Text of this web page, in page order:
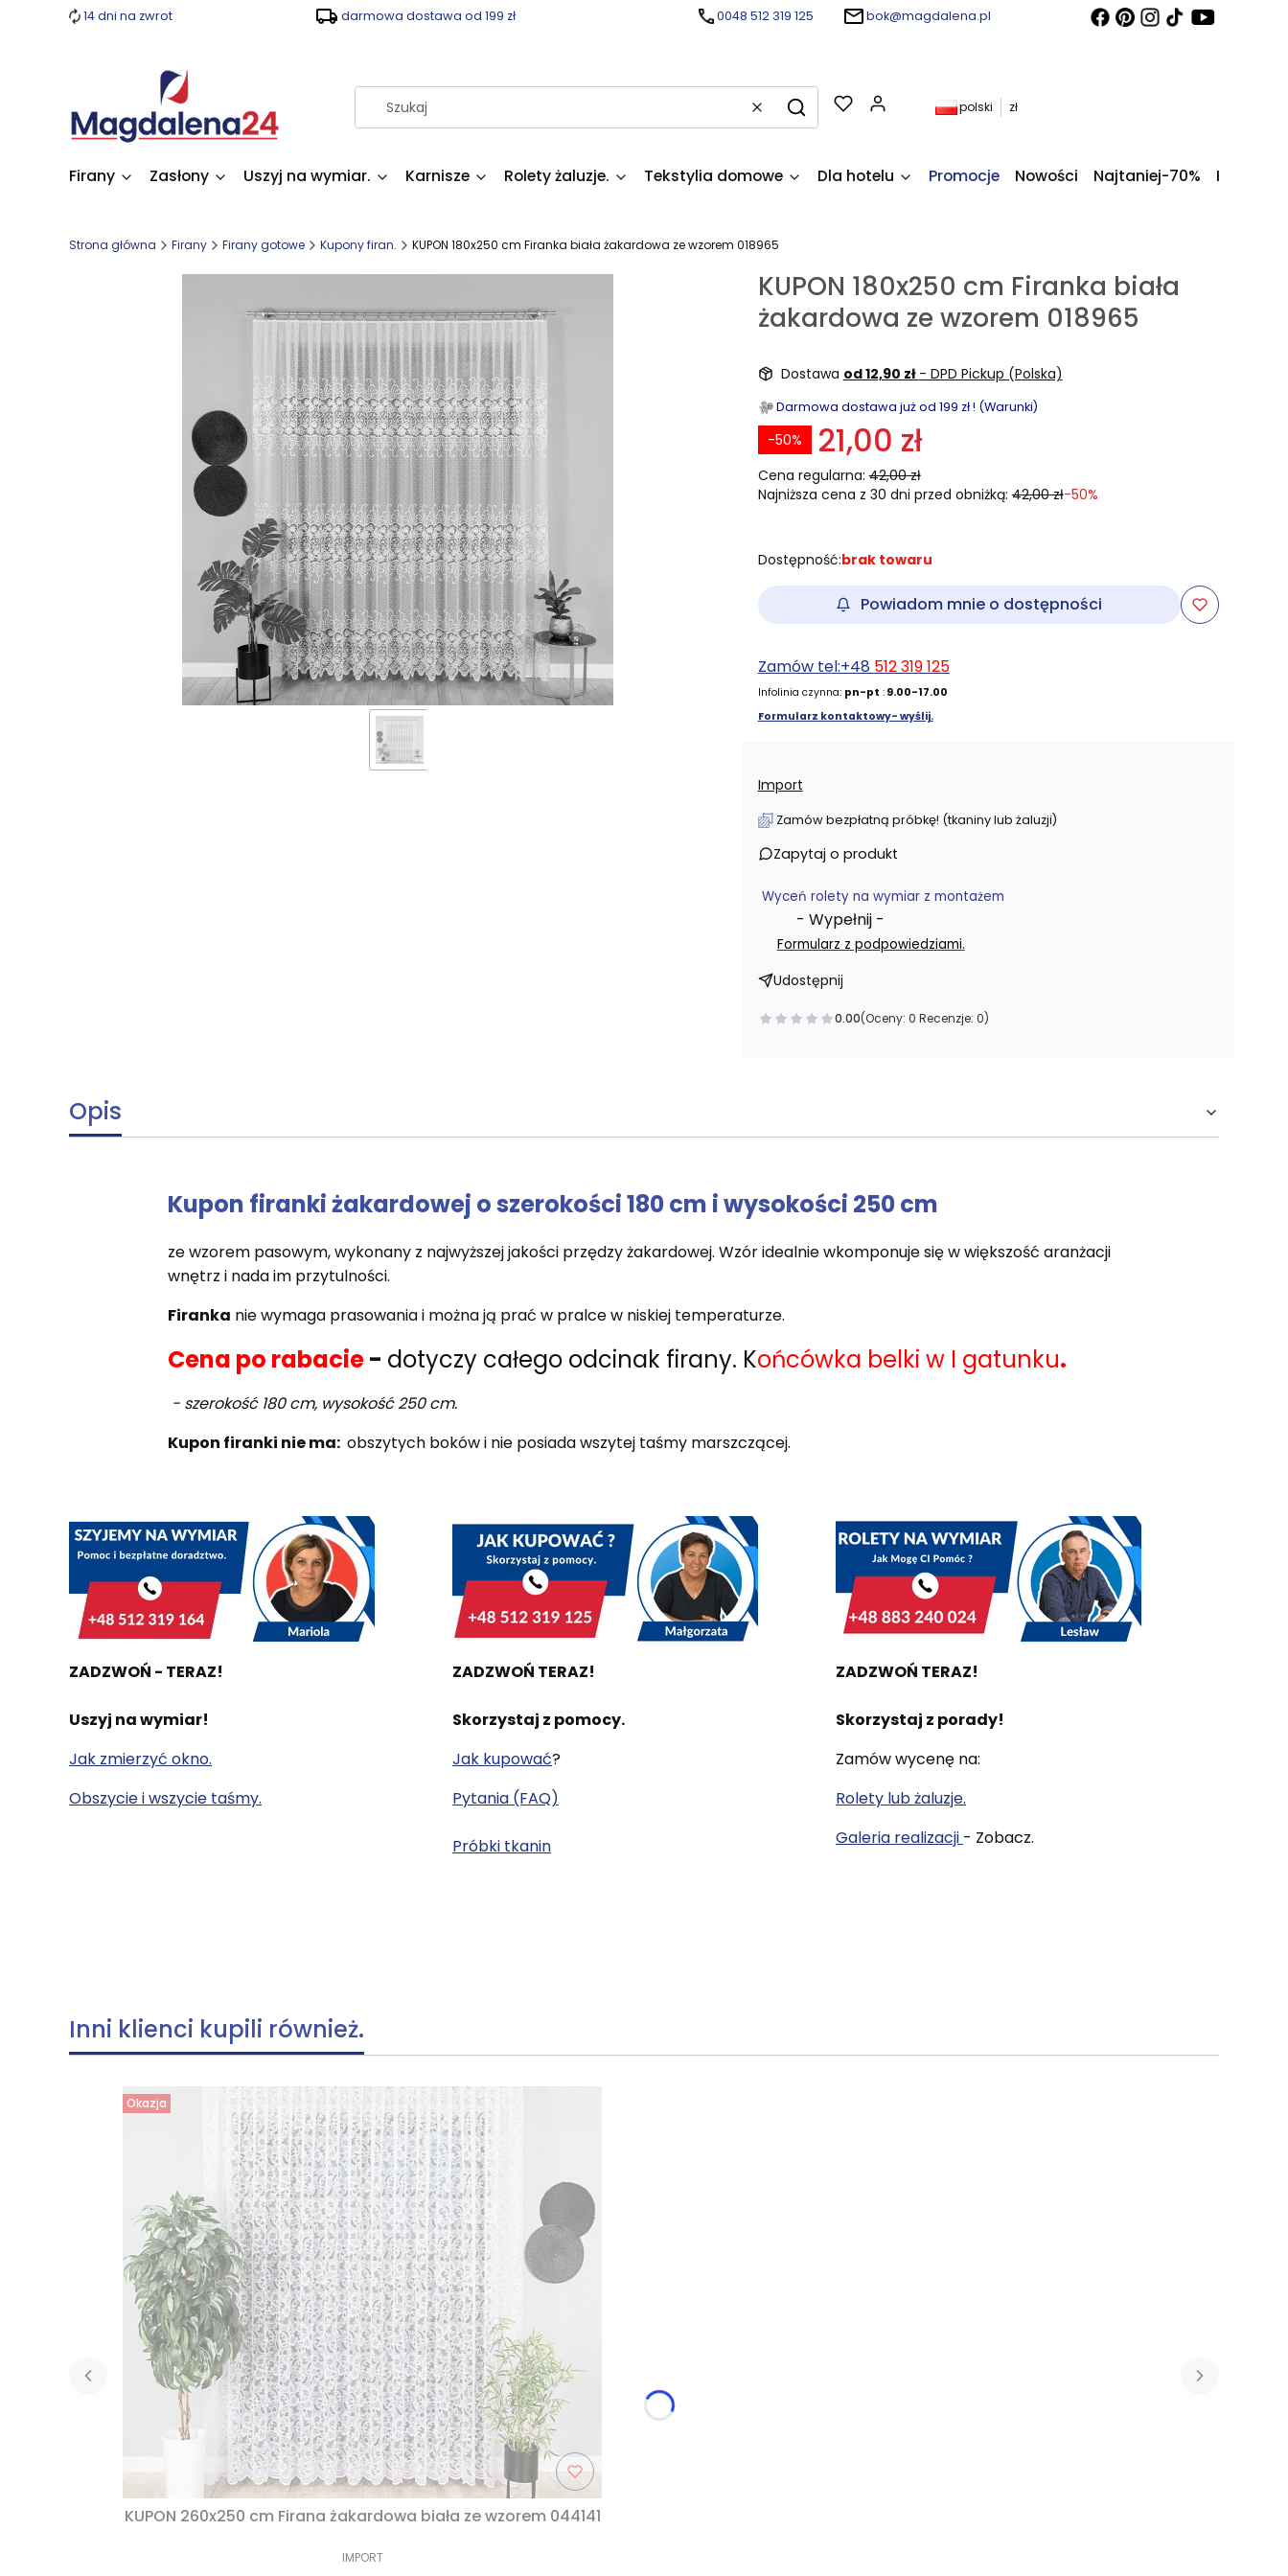
14 dni na zwrot darmowa dostawa od 199 zł 0048 512 319 125 bok@magdalena.pl
WyczyśćSzukaj
Produkty w koszyku: 0. Zobacz szczegóły
polski zł
Firany Zasłony Uszyj na wymiar. Karnisze Rolety żaluzje. Tekstylia domowe Dla hotelu Promocje Nowości Najtaniej-70% Kupony
Strona główna Firany Firany gotowe Kupony firan. KUPON 180x250 cm Firanka biała żakardowa ze wzorem 018965
KUPON 180x250 cm Firanka biała
żakardowa ze wzorem 018965
Dostawa od 12,90 zł - DPD Pickup (Polska)
Darmowa dostawa już od 199 zł ! (Warunki)
21,00 zł
Cena regularna: 42,00 zł
-50%
Najniższa cena z 30 dni przed obniżką: 42,00 zł-50%
Dostępność:brak towaru
Powiadom mnie o dostępności
Zamów tel:+48 512 319 125
Infolinia czynna: pn-pt :9.00-17.00
Formularz kontaktowy- wyślij.
Import
Zamów bezpłatną próbkę! (tkaniny lub żaluzji)
Zapytaj o produkt
Wyceń rolety na wymiar z montażem
- Wypełnij -
Formularz z podpowiedziami.
Udostępnij
0.00(Oceny: 0 Recenzje: 0)
Opis
Kupon firanki żakardowej o szerokości 180 cm i wysokości 250 cm
ze wzorem pasowym, wykonany z najwyższej jakości przędzy żakardowej. Wzór idealnie wkomponuje się w większość aranżacji
wnętrz i nada im przytulności.
Firanka nie wymaga prasowania i można ją prać w pralce w niskiej temperaturze.
Cena po rabacie- dotyczy całego odcinak firany. Końcówka belki w I gatunku.
- szerokość 180 cm, wysokość 250 cm.
Kupon firanki nie ma: obszytych boków i nie posiada wszytej taśmy marszczącej.
ZADZWOŃ - TERAZ!
Uszyj na wymiar!
Jak zmierzyć okno.
Obszycie i wszycie taśmy.
ZADZWOŃ TERAZ!
Skorzystaj z pomocy.
Jak kupować?
Pytania (FAQ)
Próbki tkanin
ZADZWOŃ TERAZ!
Skorzystaj z porady!
Zamów wycenę na:
Rolety lub żaluzje.
Galeria realizacji - Zobacz.
Inni klienci kupili również.
Okazja
KUPON 260x250 cm Firana żakardowa biała ze wzorem 044141
IMPORT